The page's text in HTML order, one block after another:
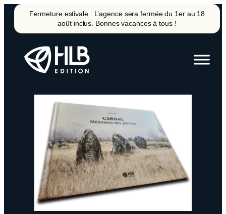
Aller
contenu
Fermeture estivale : L’agence sera fermée du 1er au 18
août inclus. Bonnes vacances à tous !